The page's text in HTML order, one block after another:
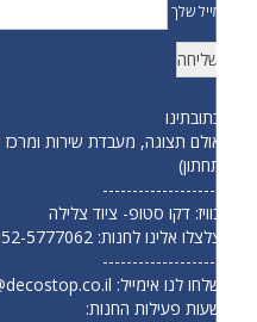
שלך
דקו סטופ- ציוד צלילה
אלינו לחנות:052-5777062
לנו אימייל:info@decostop.co.il
פעילות החנות: